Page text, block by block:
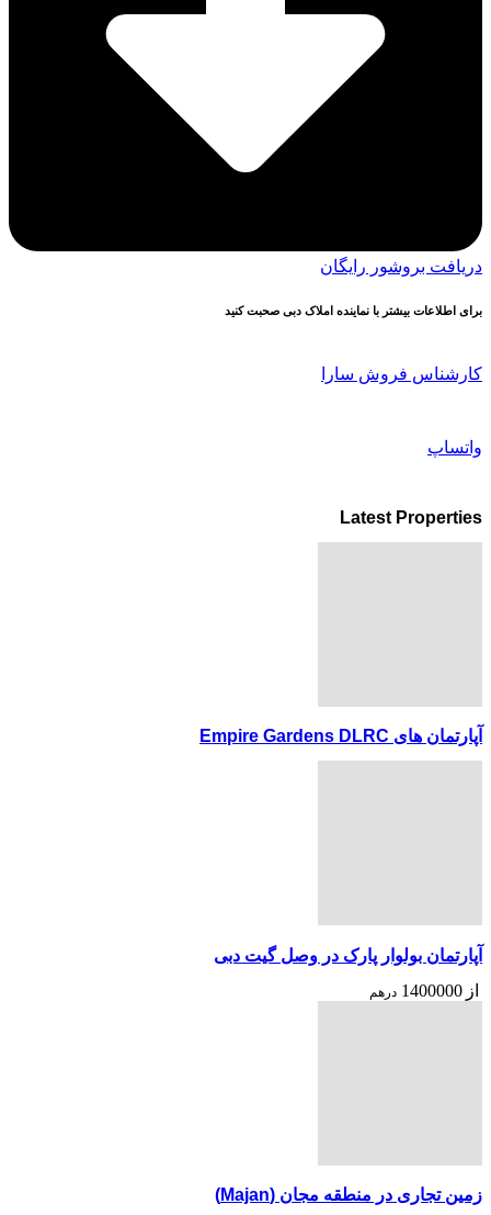
دریافت بروشور رایگان
برای اطلاعات بیشتر با نماینده املاک دبی صحبت کنید
کارشناس فروش سارا
واتساپ
Latest Properties
آپارتمان های Empire Gardens DLRC
آپارتمان بولوار پارک در وصل گیت دبی
از 1400000 درهم
زمین تجاری در منطقه مجان (Majan)